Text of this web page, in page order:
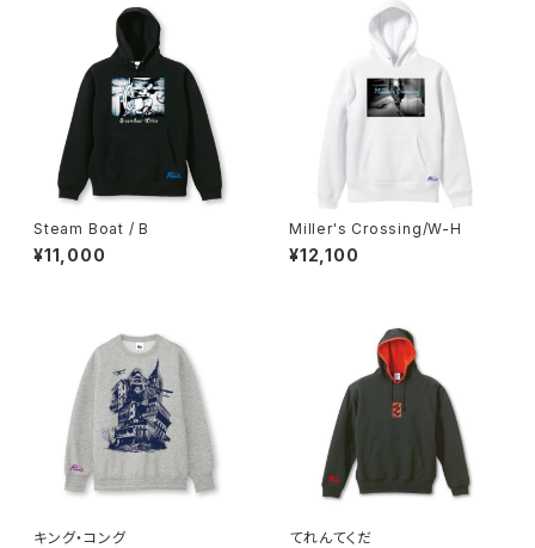
Steam Boat / B
¥11,000
Miller's Crossing/W-H
¥12,100
キング・コング てれんてくだ